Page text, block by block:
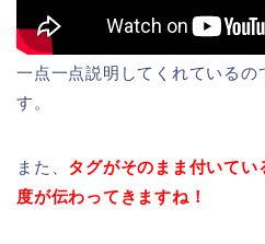
一点一点説明してくれているの
す。
また、 タグがそのまま付いてい
度が伝わってきますね！